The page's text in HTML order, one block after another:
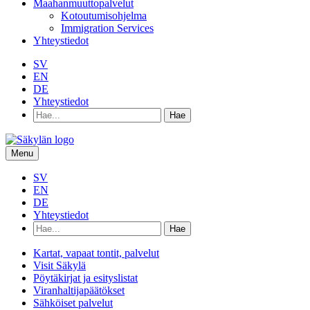
Maahanmuuttopalvelut
Kotoutumisohjelma
Immigration Services
Yhteystiedot
SV
EN
DE
Yhteystiedot
Hae
hakusanalla:
Menu
SV
EN
DE
Yhteystiedot
Hae
hakusanalla:
Kartat, vapaat tontit, palvelut
Visit Säkylä
Pöytäkirjat ja esityslistat
Viranhaltijapäätökset
Sähköiset palvelut